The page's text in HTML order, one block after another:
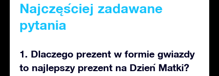
Najczęściej zadawane
pytania
1. Dlaczego prezent w formie gwiazdy
to najlepszy prezent na Dzień Matki?